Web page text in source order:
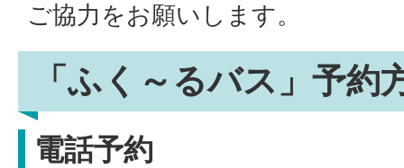
ご協力をお願いします。
「ふく～るバス」予約
電話予約